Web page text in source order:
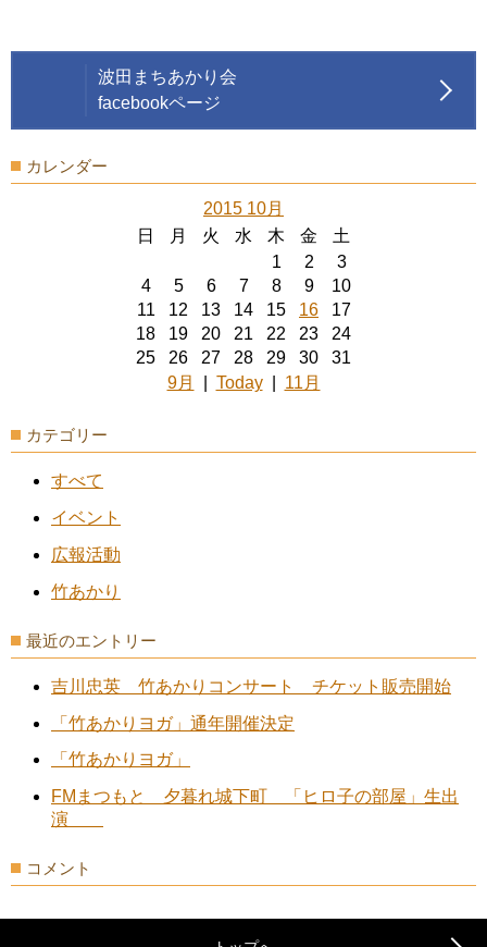
波田まちあかり会
facebookページ
カレンダー
2015 10月
日
月 火 水 木 金
土
1
2
3
4
5 6 7 8 9
10
11
12 13 14 15 16
17
18
19 20 21 22 23
24
25
26 27 28 29 30
31
9月
Today| 11月
カテゴリー
すべて
イベント
広報活動
竹あかり
最近のエントリー
吉川忠英 竹あかりコンサート チケット販売開始
「竹あかりヨガ」通年開催決定
「竹あかりヨガ」
FMまつもと 夕暮れ城下町 「ヒロ子の部屋」生出
演
コメント